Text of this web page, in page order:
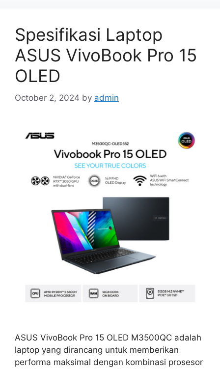
Spesifikasi Laptop
ASUS VivoBook Pro 15
OLED
October 2, 2024 by admin
ASUS VivoBook Pro 15 OLED M3500QC adalah
laptop yang dirancang untuk memberikan
performa maksimal dengan kombinasi prosesor